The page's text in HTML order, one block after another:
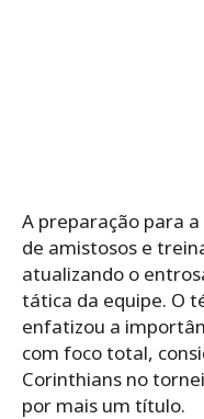
A preparação para
de amistosos e
atualizando o
tática da equipe. O
enfatizou a
com foco total,
Corinthians no
por mais um título.